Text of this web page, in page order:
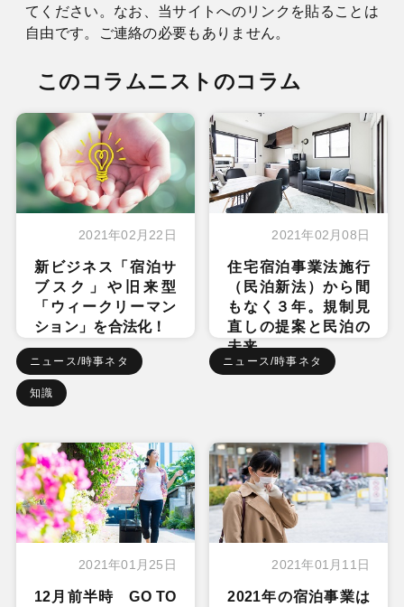
てください。なお、当サイトへのリンクを貼ることは
自由です。ご連絡の必要もありません。
このコラムニストのコラム
2021年02月22日
新ビジネス「宿泊サ
ブスク」や旧来型
「ウィークリーマン
ション」を合法化！
ニュース/時事ネタ
知識
2021年02月08日
住宅宿泊事業法施行
（民泊新法）から間
もなく３年。規制見
直しの提案と民泊の
未来
ニュース/時事ネタ
2021年01月25日
12月前半時 GO TO
2021年01月11日
2021年の宿泊事業は